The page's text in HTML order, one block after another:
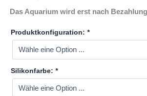
Das Aquarium wird erst nach
Produktkonfiguration: *
Silikonfarbe: *